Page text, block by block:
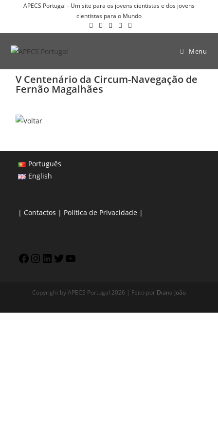
APECS Portugal - Um site para os jovens cientistas e dos jovens
cientistas para o Mundo
Menu
V Centenário da Circum-Navegação de
Fernão Magalhães
Português
English
|Contactos | Política de Privacidade |
Copyright by APECS Portugal 2026 | Feito por Diana João